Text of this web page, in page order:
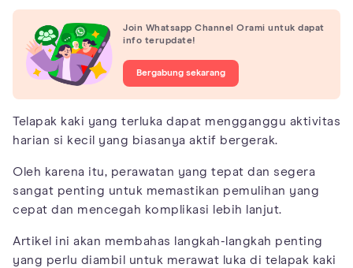
Join Whatsapp Channel Orami untuk dapat
info terupdate!
Bergabung sekarang
Telapak kaki yang terluka dapat mengganggu aktivitas
harian si kecil yang biasanya aktif bergerak.
Oleh karena itu, perawatan yang tepat dan segera
sangat penting untuk memastikan pemulihan yang
cepat dan mencegah komplikasi lebih lanjut.
Artikel ini akan membahas langkah-langkah penting
yang perlu diambil untuk merawat luka di telapak kaki